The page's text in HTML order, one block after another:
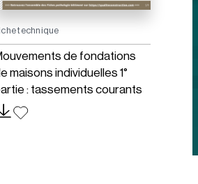
technique
de fondations
maisons individuelles 1°
: tassements courants